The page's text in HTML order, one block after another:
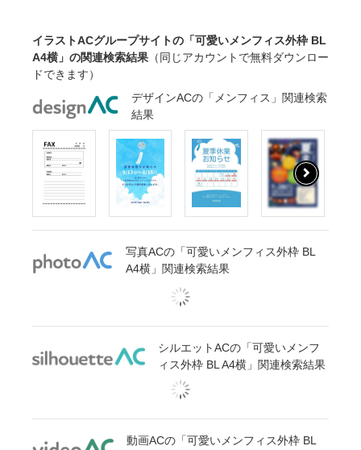
イラストACグループサイトの「可愛いメンフィス外枠 BL
A4横」の関連検索結果 （同じアカウントで無料ダウンロー
ドできます）
デザインACの「メンフィス」関連検索
結果
写真ACの「可愛いメンフィス外枠 BL
A4横」関連検索結果
シルエットACの「可愛いメンフ
ィス外枠 BL A4横」関連検索結果
動画ACの「可愛いメンフィス外枠 BL